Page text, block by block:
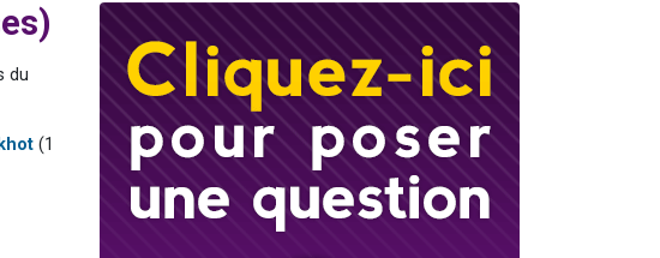
du
(1